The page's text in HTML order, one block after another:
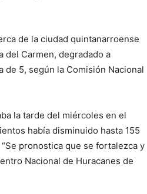
de la ciudad quintanarroense
del Carmen, degradado a
de 5, según la Comisión Nacional
la tarde del miércoles en el
había disminuido hasta 155
pronostica que se fortalezca y
Nacional de Huracanes de